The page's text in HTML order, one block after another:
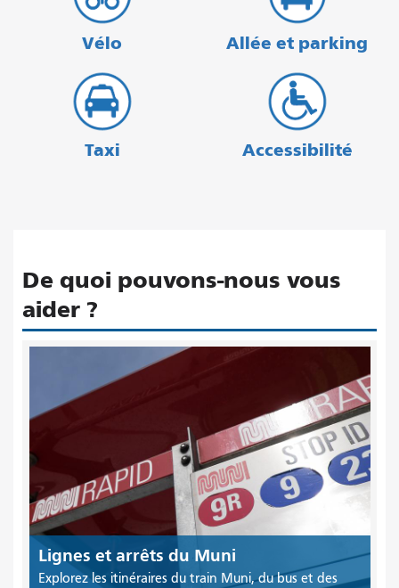
Vélo Allée et parking
Taxi Accessibilité
De quoi pouvons-nous vous
aider ?
Lignes et arrêts du Muni
Explorez les itinéraires du train Muni, du bus et des